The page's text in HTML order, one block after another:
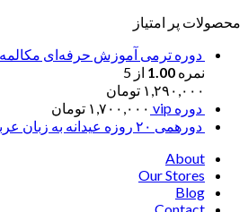
محصولات پر امتیاز
دوره ترمی آموزش حرفه‌ای مکالمه
نمره 1.00 از 5
۱,۲۹۰,۰۰۰ تومان
دوره vip
۱,۷۰۰,۰۰۰ تومان
دورهمی ۲۰ روزه عیدانه به زبان عربی
About
Our Stores
Blog